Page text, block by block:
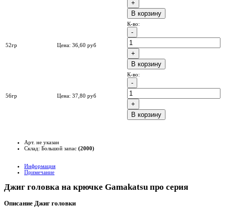
B корзину
52гр Цена: 36,60 руб
К-во:
B корзину
56гр Цена: 37,80 руб
К-во:
B корзину
Арт. не указан
Склад: Большой запас (2000)
Информация
Примечание
Джиг головка на крючке Gamakatsu про серия
Описание Джиг головки